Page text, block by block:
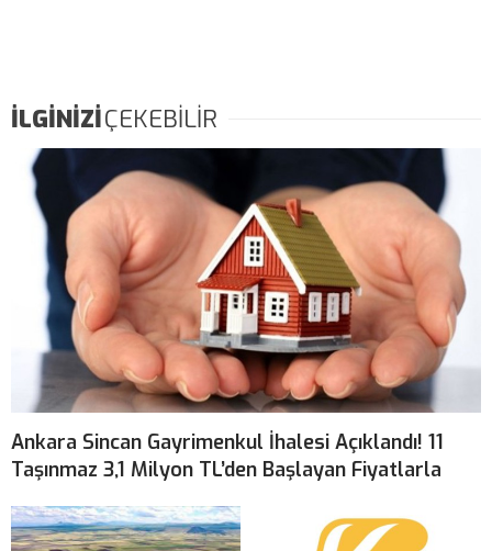
İLGİNİZİÇEKEBİLİR
Ankara Sincan Gayrimenkul İhalesi Açıklandı! 11
Taşınmaz 3,1 Milyon TL’den Başlayan Fiyatlarla